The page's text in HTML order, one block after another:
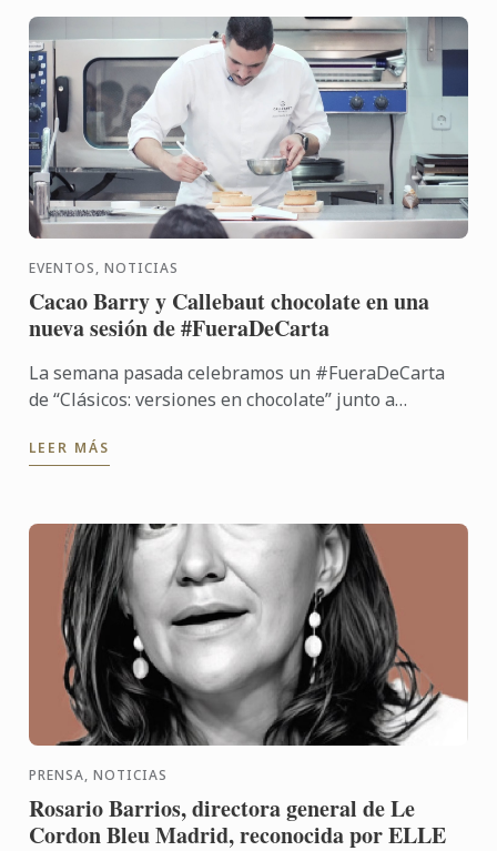
EVENTOS, NOTICIAS
Cacao Barry y Callebaut chocolate en una
nueva sesión de #FueraDeCarta
La semana pasada celebramos un #FueraDeCarta
de “Clásicos: versiones en chocolate” junto a
chef José María ...
LEER MÁS
PRENSA, NOTICIAS
Rosario Barrios, directora general de Le
Cordon Bleu Madrid, reconocida por ELLE